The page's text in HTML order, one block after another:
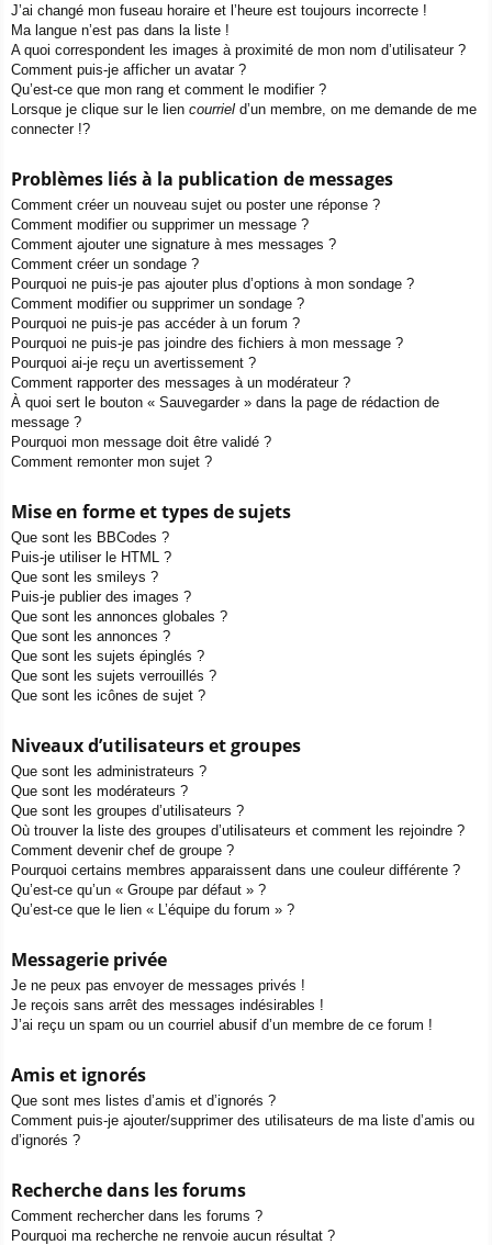
J’ai changé mon fuseau horaire et l’heure est toujours incorrecte !
Ma langue n’est pas dans la liste !
A quoi correspondent les images à proximité de mon nom d’utilisateur ?
Comment puis-je afficher un avatar ?
Qu’est-ce que mon rang et comment le modifier ?
Lorsque je clique sur le lien courriel d’un membre, on me demande de me
connecter !?
Problèmes liés à la publication de messages
Comment créer un nouveau sujet ou poster une réponse ?
Comment modifier ou supprimer un message ?
Comment ajouter une signature à mes messages ?
Comment créer un sondage ?
Pourquoi ne puis-je pas ajouter plus d’options à mon sondage ?
Comment modifier ou supprimer un sondage ?
Pourquoi ne puis-je pas accéder à un forum ?
Pourquoi ne puis-je pas joindre des fichiers à mon message ?
Pourquoi ai-je reçu un avertissement ?
Comment rapporter des messages à un modérateur ?
À quoi sert le bouton « Sauvegarder » dans la page de rédaction de
message ?
Pourquoi mon message doit être validé ?
Comment remonter mon sujet ?
Mise en forme et types de sujets
Que sont les BBCodes ?
Puis-je utiliser le HTML ?
Que sont les smileys ?
Puis-je publier des images ?
Que sont les annonces globales ?
Que sont les annonces ?
Que sont les sujets épinglés ?
Que sont les sujets verrouillés ?
Que sont les icônes de sujet ?
Niveaux d’utilisateurs et groupes
Que sont les administrateurs ?
Que sont les modérateurs ?
Que sont les groupes d’utilisateurs ?
Où trouver la liste des groupes d’utilisateurs et comment les rejoindre ?
Comment devenir chef de groupe ?
Pourquoi certains membres apparaissent dans une couleur différente ?
Qu’est-ce qu’un « Groupe par défaut » ?
Qu’est-ce que le lien « L’équipe du forum » ?
Messagerie privée
Je ne peux pas envoyer de messages privés !
Je reçois sans arrêt des messages indésirables !
J’ai reçu un spam ou un courriel abusif d’un membre de ce forum !
Amis et ignorés
Que sont mes listes d’amis et d’ignorés ?
Comment puis-je ajouter/supprimer des utilisateurs de ma liste d’amis ou
d’ignorés ?
Recherche dans les forums
Comment rechercher dans les forums ?
Pourquoi ma recherche ne renvoie aucun résultat ?